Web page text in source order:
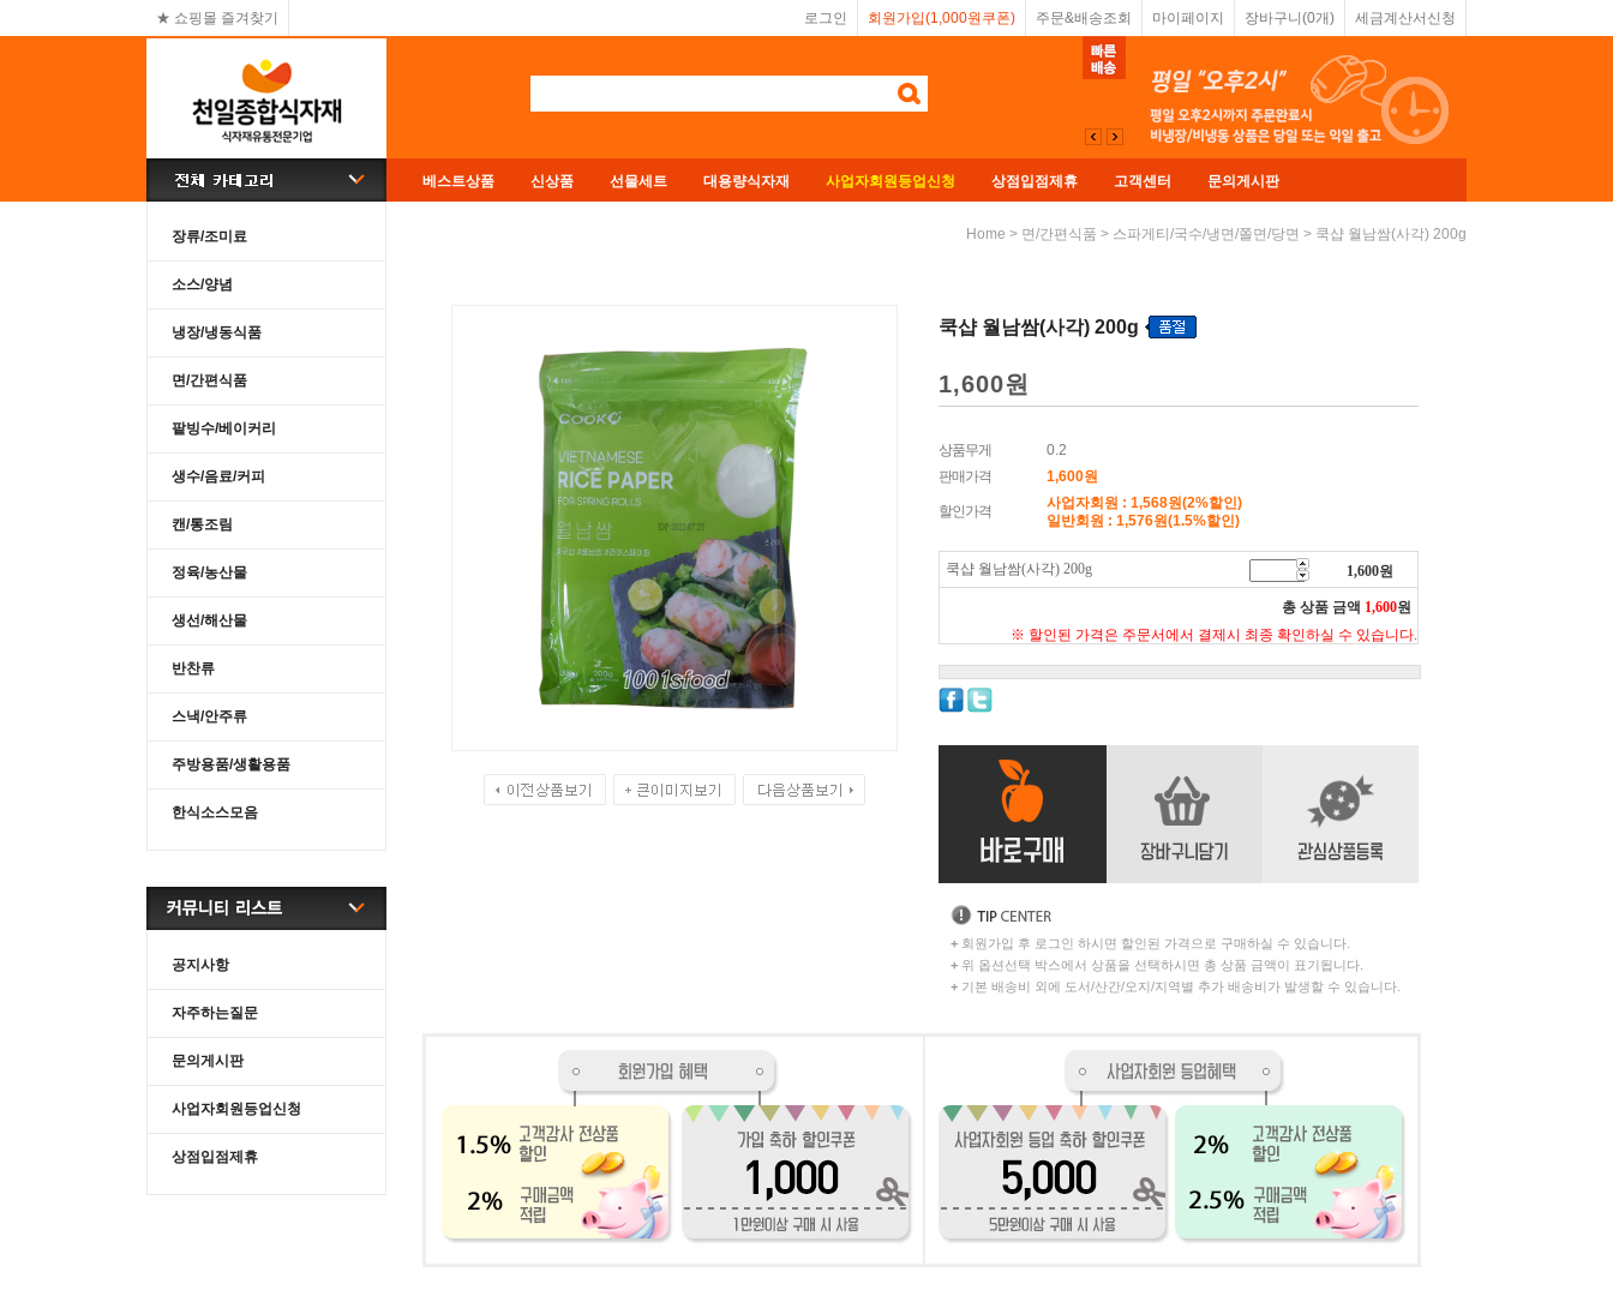
★ 쇼핑몰 즐겨찾기 로그인 회원가입(1,000원쿠폰) 주문&배송조회 마이페이지 장바구니(0개) 세금계산서신청
베스트상품 신상품 선물세트 대용량식자재 사업자회원등업신청 상점입점제휴 고객센터 문의게시판
장류/조미료
소스/양념
냉장/냉동식품
면/간편식품
팥빙수/베이커리
생수/음료/커피
캔/통조림
정육/농산물
생선/해산물
반찬류
스낵/안주류
주방용품/생활용품
한식소스모음
공지사항
자주하는질문
문의게시판
사업자회원등업신청
상점입점제휴
Home > 면/간편식품 > 스파게티/국수/냉면/쫄면/당면 > 쿡샵 월남쌈(사각) 200g
쿡샵 월남쌈(사각) 200g
1,600원
상품무게
0.2
판매가격
1,600원
할인가격
사업자회원 : 1,568원(2%할인)
일반회원 : 1,576원(1.5%할인)
쿡샵 월남쌈(사각) 200g 1,600원
총 상품 금액 1,600원
※ 할인된 가격은 주문서에서 결제시 최종 확인하실 수 있습니다.
+ 회원가입 후 로그인 하시면 할인된 가격으로 구매하실 수 있습니다.
+ 위 옵션선택 박스에서 상품을 선택하시면 총 상품 금액이 표기됩니다.
+ 기본 배송비 외에 도서/산간/오지/지역별 추가 배송비가 발생할 수 있습니다.